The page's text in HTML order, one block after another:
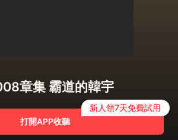
章集 霸道的韓宇
打開APP收聽
新人領7天免費試用